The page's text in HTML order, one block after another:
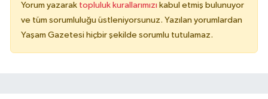
Yorum yazarak topluluk kurallarımızı kabul etmiş bulunuyor
ve tüm sorumluluğu üstleniyorsunuz. Yazılan yorumlardan
Yaşam Gazetesi hiçbir şekilde sorumlu tutulamaz.